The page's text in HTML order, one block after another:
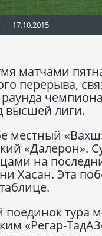
| 17.10.2015
матчами
перерыва,
высшей лиги.
местный
«Далерон».
на
Хасан. Эта
тура
«Регар-